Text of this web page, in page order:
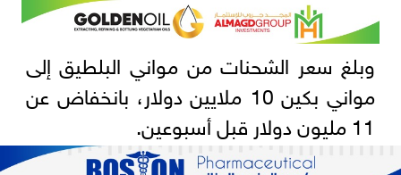
وبلغ سعر الشحنات من مواني البلطيق إلى
مواني بكين 10 ملايين دولار، بانخفاض عن
11 مليون دولار قبل أسبوعين.